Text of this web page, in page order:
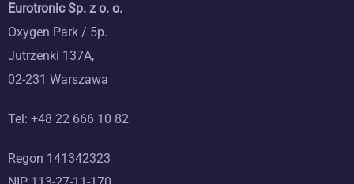
Eurotronic Sp. z o. o.
Oxygen Park / 5p.
Jutrzenki 137A,
02-231 Warszawa
Tel: +48 22 666 10 82
Regon 141342323